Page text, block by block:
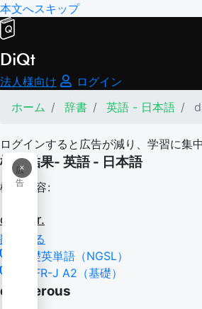
本文へスキップ
DiQt
法人様向け
ログイン
ホーム
辞書 英語 - 日本語
ログインすると広告が減り、学習に集
×
広
告
検索結果- 英語 - 日本語
検索内容:
danger.
翻訳する
基礎英単語（NGSL）
CEFR-J A2（基礎）
dangerous